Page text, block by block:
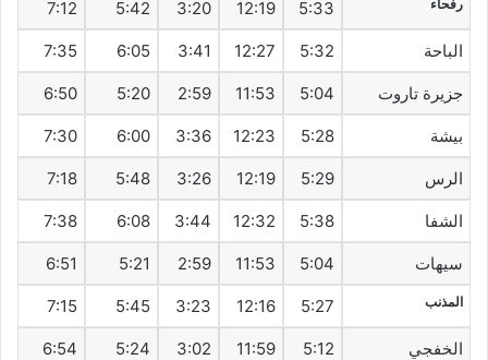
رفحاء 5:33
12:19
3:20
5:42
7:12
الباحة 5:32
12:27
3:41
6:05
7:35
جزيرة تاروت 5:04
11:53
2:59
5:20
6:50
بيشة 5:28
12:23
3:36
6:00
7:30
الرس 5:29
12:19
3:26
5:48
7:18
الشفا 5:38
12:32
3:44
6:08
7:38
سيهات‎ 5:04
11:53
2:59
5:21
6:51
المذنب 5:27
12:16
3:23
5:45
7:15
الخفجي 5:12
11:59
3:02
5:24
6:54